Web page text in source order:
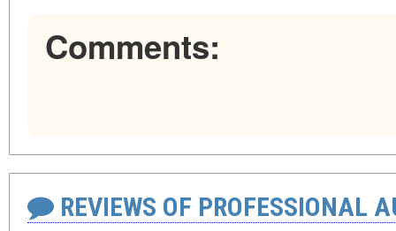
Comments:
REVIEWS OF PROFESSIONAL